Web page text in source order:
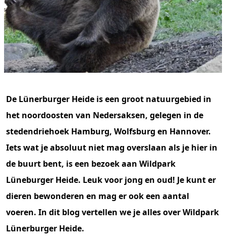
De Lünerburger Heide is een groot natuurgebied in
het noordoosten van Nedersaksen, gelegen in de
stedendriehoek Hamburg, Wolfsburg en Hannover.
Iets wat je absoluut niet mag overslaan als je hier in
de buurt bent, is een bezoek aan Wildpark
Lüneburger Heide. Leuk voor jong en oud! Je kunt er
dieren bewonderen en mag er ook een aantal
voeren. In dit blog vertellen we je alles over Wildpark
Lünerburger Heide.